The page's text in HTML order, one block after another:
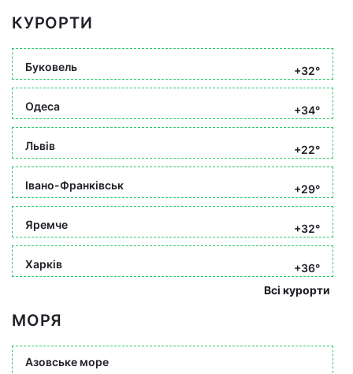
КУРОРТИ
Буковель +32°
Одеса +34°
Львів +22°
Івано-Франківськ +29°
Яремче +32°
Харків
+36°
Всі курорти
МОРЯ
Азовське море